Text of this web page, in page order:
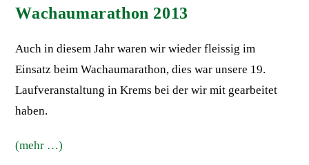
Wachaumarathon 2013
Auch in diesem Jahr waren wir wieder fleissig im
Einsatz beim Wachaumarathon, dies war unsere 19.
Laufveranstaltung in Krems bei der wir mit gearbeitet
haben.
(mehr …)